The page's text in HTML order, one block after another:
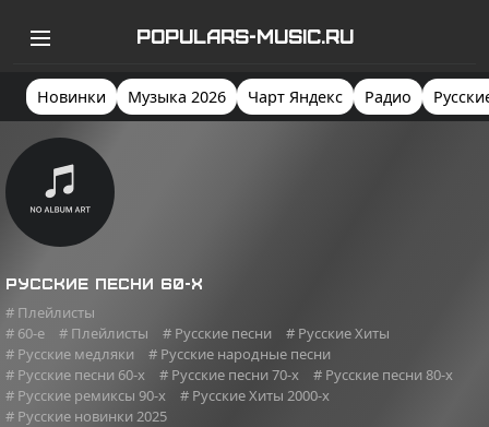
POPULARS-MUSIC.RU
Новинки Музыка 2026 Чарт Яндекс Радио
Русские песни 60-х
# Плейлисты
# 60-e
# Плейлисты # Русские песни
# Русские Хиты
# Русские медляки
# Русские народные песни
# Русские песни 60-х
# Русские песни 70-х
# Русские песни 80-х
# Русские ремиксы 90-х
# Русские Хиты 2000-х
# Русские новинки 2025